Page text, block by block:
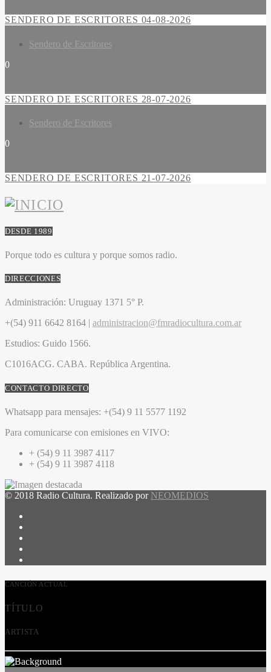
SENDERO DE ESCRITORES 04-08-2026
Sendero de Escritores
0
SENDERO DE ESCRITORES 28-07-2026
Sendero de Escritores
0
SENDERO DE ESCRITORES 21-07-2026
DESDE 1989
Porque todo es cultura y porque somos radio.
DIRECCIONES
Administración: Uruguay 1371 5° P.
+(54) 911 6642 8164 | administracion@fmradiocultura.com.ar
Estudios: Guido 1566.
C1016ACG. CABA. República Argentina.
CONTACTO DIRECTO
Whatsapp para mensajes: +(54) 9 11 5577 1192
Para comunicarse con emisiones en VIVO:
+ (54) 9 11 3987 4117
+ (54) 9 11 3987 4118
© 2018 Radio Cultura. Realizado por NEOMEDIOS
CANCIÓN ACTUAL
TÍTULO
ARTISTA